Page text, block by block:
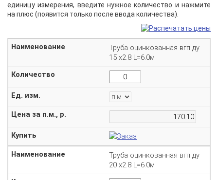
единицу измерения, введите нужное количество и нажмите
на плюс (появится только после ввода количества).
Труба оцинкованная вгп ду
15 х2.8 L=6.0м
Труба оцинкованная вгп ду
20 х2.8 L=6.0м